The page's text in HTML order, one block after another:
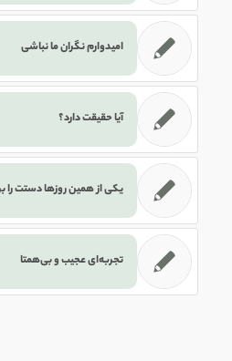
امیدوارم نگران ما نباشی
آیا حقیقت دارد؟
یکی از همین روزها دستت را
تجربه‌ای عجیب و بی‌همتا